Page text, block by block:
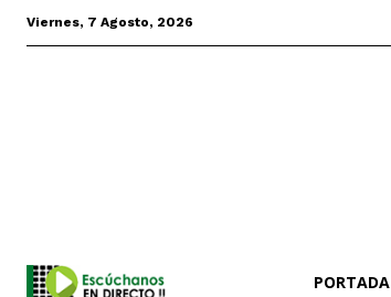
Viernes, 7 Agosto, 2026
PORTADA